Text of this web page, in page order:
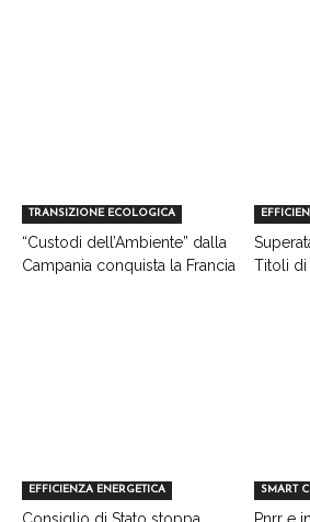
TRANSIZIONE ECOLOGICA
“Custodi dell’Ambiente” dalla
Campania conquista la Francia
Titoli di
EFFICIENZA ENERGETICA
Consiglio di Stato stoppa
SMART
Pnrr e